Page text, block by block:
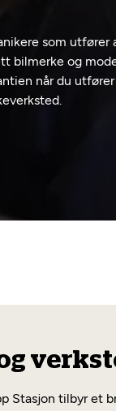
som utfører
bilmerke og
når du utfører
Stasjon tilbyr et